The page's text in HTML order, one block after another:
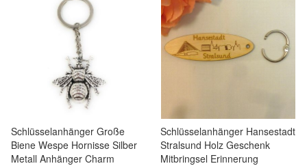
Schlüsselanhänger Große
Biene Wespe Hornisse Silber
Metall Anhänger Charm
Schlüsselanhänger Hansestadt
Stralsund Holz Geschenk
Mitbringsel Erinnerung